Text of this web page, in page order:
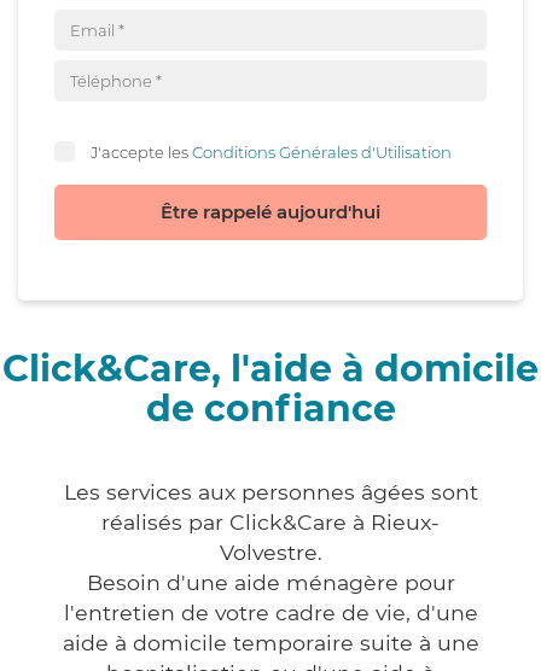
J'accepte lesConditions Générales d'Utilisation
Être rappelé aujourd'hui
Click&Care, l'aide à domicile
de confiance
Les services aux personnes âgées sont
réalisés par Click&Care à Rieux-
Volvestre.
Besoin d'une aide ménagère pour
l'entretien de votre cadre de vie, d'une
aide à domicile temporaire suite à une